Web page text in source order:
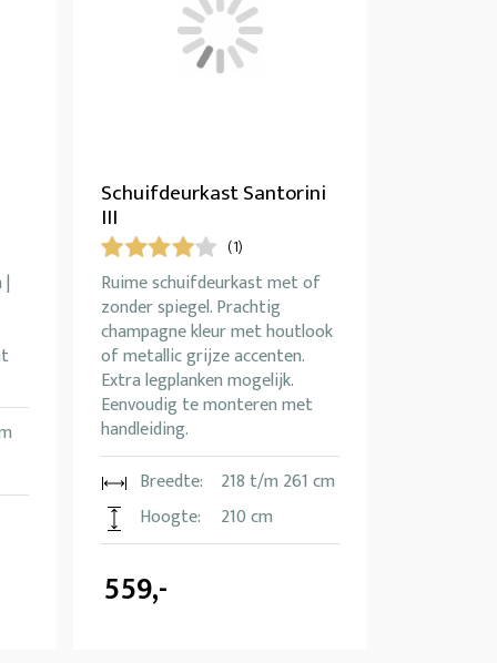
|
Schuifdeurkast Santorini
III
(1)
Ruime schuifdeurkast met of
zonder spiegel. Prachtig
champagne kleur met houtlook
of metallic grijze accenten.
Extra legplanken mogelijk.
Eenvoudig te monteren met
handleiding.
Breedte:
218 t/m 261 cm
Hoogte:
210 cm
559,-